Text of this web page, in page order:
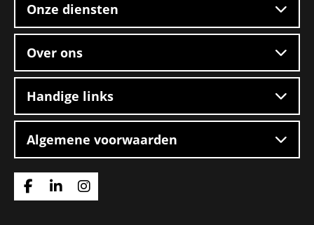
Boxtel
Onze diensten
Over ons
Handige links
Algemene voorwaarden
Ga
Ga
Ga